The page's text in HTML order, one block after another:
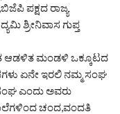
ಪಕ್ಷದ ರಾಜ್ಯ
ಶ್ರೀನಿವಾಸ ಗುಪ್ತ
ಆಡಳಿತ ಮಂಡಳಿ ಒಕ್ಕೂಟದ
ಏನೇ ಇರಲಿ ನಮ್ಮ ಸಂಘ
ಎಂದು ಅವರು
ಚಂದ,ವಂದತಿ